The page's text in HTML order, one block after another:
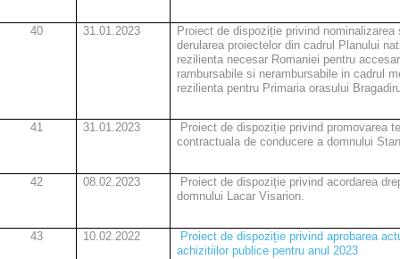
40 31.01.2023
Proiect de dispoziție privind
derularea proiectelor din cadrul Planului
rezilienta necesar Romaniei pentru
rambursabile si nerambursabile in cadrul
rezilienta pentru Primaria orasului
41 31.01.2023
Proiect de dispoziție privind promovarea
contractuala de conducere a domnului
42 08.02.2023
Proiect de dispoziție privind acordarea
domnului Lacar Visarion.
43 10.02.2022
Proiect de dispoziție privind aprobarea
achizitiilor publice pentru anul 2023